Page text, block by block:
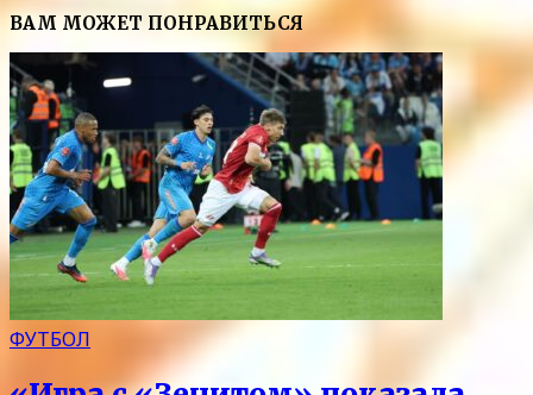
ВАМ МОЖЕТ ПОНРАВИТЬСЯ
ФУТБОЛ